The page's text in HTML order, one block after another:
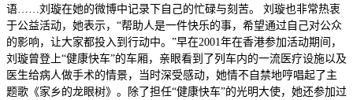
语……刘璇在她的微博中记录下自己的忙碌与刻苦。 刘璇也非常热衷
于公益活动，她表示，“帮助人是一件快乐的事，希望通过自己对公众
的影响，让大家都投入到行动中。”早在2001年在香港参加活动期间，
刘璇曾登上“健康快车”的车厢，亲眼看到了列车内的一流医疗设施以及
医生给病人做手术的情景，当时深受感动，她情不自禁地哼唱起了主
题歌《家乡的龙眼树》。除了担任“健康快车”的光明大使，她还参加过